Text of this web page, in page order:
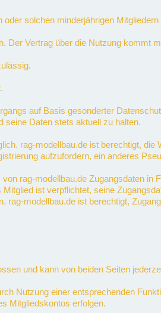
solchen minderjährigen
Der Vertrag über die Nutzung kommt
auf Basis gesonderter
seine Daten stets aktuell zu halten.
rag-modellbau.de ist berechtigt,
aufzufordern, ein anderes
rag-modellbau.de Zugangsdaten
ist verpflichtet, seine
rag-modellbau.de ist berechtigt,
und kann von beiden Seiten
Nutzung einer entsprechenden
Mitgliedskontos erfolgen.